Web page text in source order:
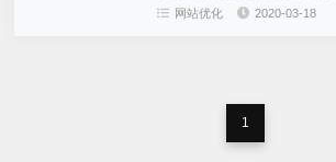
部分区别，因为无论中英文网
网站优化 2020-03-18
1